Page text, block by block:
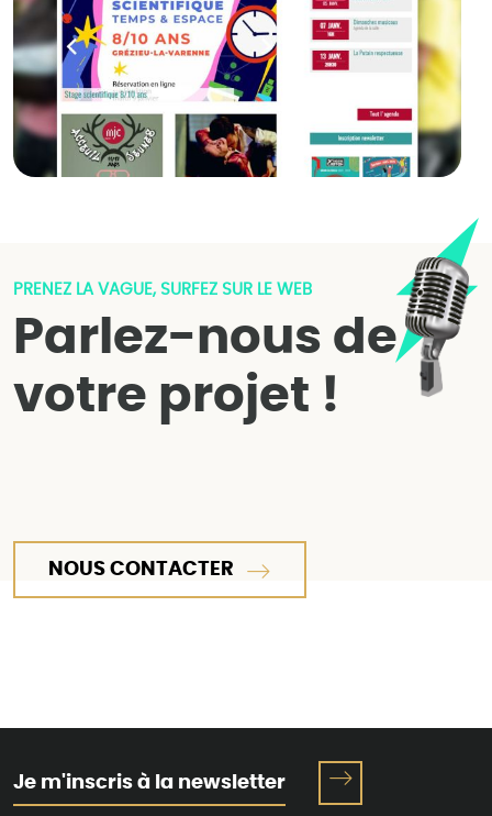
PRENEZ LA VAGUE, SURFEZ SUR LE WEB
Parlez-nous de
votre projet !
NOUS CONTACTER
Je m'inscris à la newsletter